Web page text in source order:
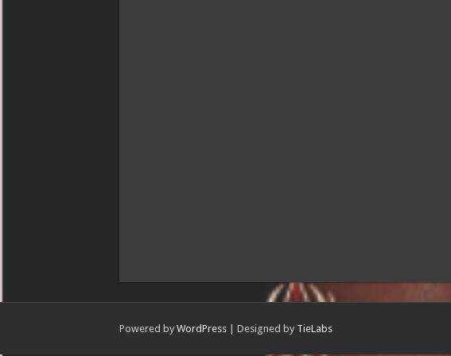
Powered by WordPress| Designed by TieLabs